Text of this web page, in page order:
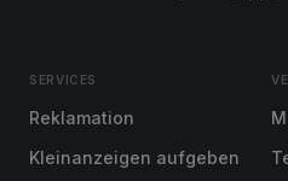
SERVICES
Reklamation
Kleinanzeigen aufgeben